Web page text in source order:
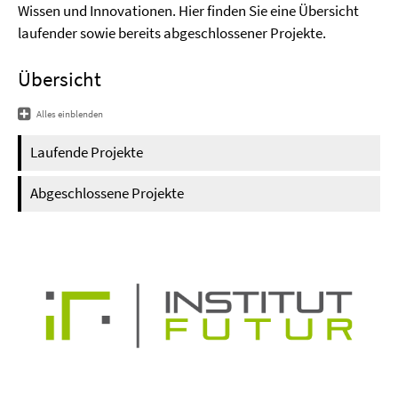
Wissen und Innovationen. Hier finden Sie eine Übersicht
laufender sowie bereits abgeschlossener Projekte.
Übersicht
Alles einblenden
Laufende Projekte
Abgeschlossene Projekte